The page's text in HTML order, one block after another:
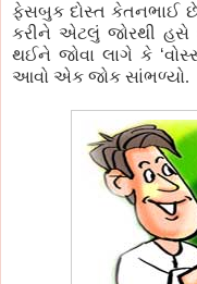
ફેસબુક દોસ્ત કેતનભાઈ
કરીને એટલું જોરથી
થઈને જોવા લાગે કે ‘
આવો એક જોક સાંભળ્યો.